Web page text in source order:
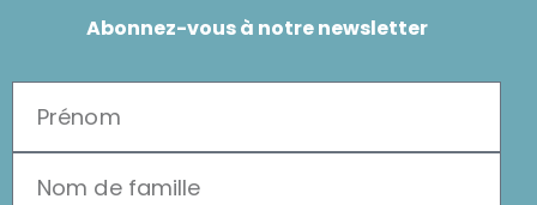
Abonnez-vous à notre newsletter